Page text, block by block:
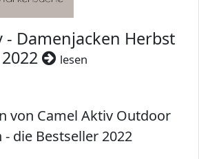
- Damenjacken Herbst
2022
lesen
von Camel Aktiv Outdoor
- die Bestseller 2022